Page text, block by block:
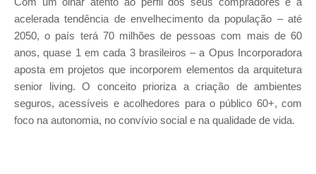
acelerada tendência de envelhecimento da população – até
2050, o país terá 70 milhões de pessoas com mais de 60
anos, quase 1 em cada 3 brasileiros – a Opus Incorporadora
aposta em projetos que incorporem elementos da arquitetura
senior living. O conceito prioriza a criação de ambientes
seguros, acessíveis e acolhedores para o público 60+, com
foco na autonomia, no convívio social e na qualidade de vida.